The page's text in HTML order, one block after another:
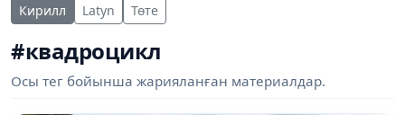
Кирилл Latyn Төте
#квадроцикл
Осы тег бойынша жарияланған материалдар.